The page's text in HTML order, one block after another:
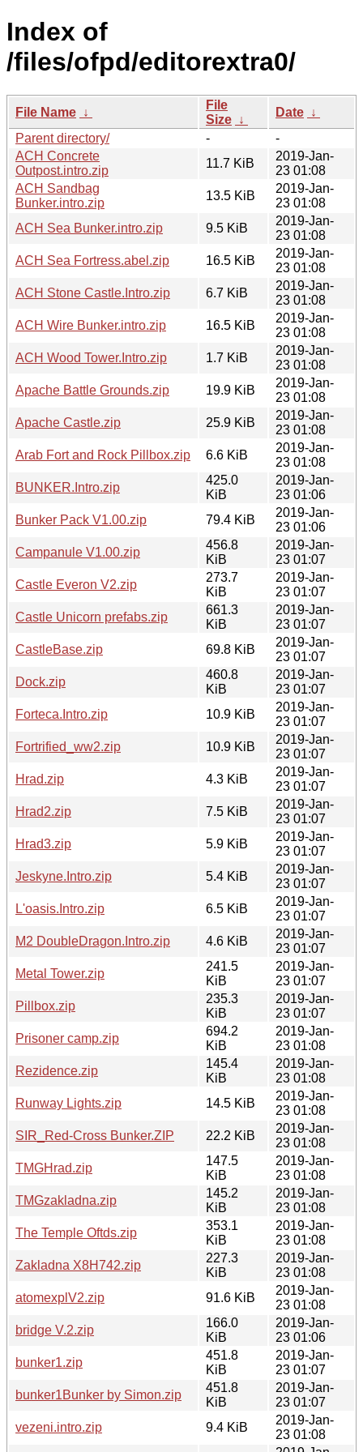
Index of
/files/ofpd/editorextra0/
File Name ↓
File
Size ↓
Date ↓
Parent directory/
-
-
ACH Concrete
Outpost.intro.zip
11.7 KiB
2019-Jan-
23 01:08
ACH Sandbag
Bunker.intro.zip
13.5 KiB
2019-Jan-
23 01:08
ACH Sea Bunker.intro.zip
9.5 KiB
2019-Jan-
23 01:08
ACH Sea Fortress.abel.zip
16.5 KiB
2019-Jan-
23 01:08
ACH Stone Castle.Intro.zip
6.7 KiB
2019-Jan-
23 01:08
ACH Wire Bunker.intro.zip
16.5 KiB
2019-Jan-
23 01:08
ACH Wood Tower.Intro.zip
1.7 KiB
2019-Jan-
23 01:08
Apache Battle Grounds.zip
19.9 KiB
2019-Jan-
23 01:08
Apache Castle.zip
25.9 KiB
2019-Jan-
23 01:08
Arab Fort and Rock Pillbox.zip
6.6 KiB
2019-Jan-
23 01:08
BUNKER.Intro.zip
425.0
KiB
2019-Jan-
23 01:06
Bunker Pack V1.00.zip
79.4 KiB
2019-Jan-
23 01:06
Campanule V1.00.zip
456.8
KiB
2019-Jan-
23 01:07
Castle Everon V2.zip
273.7
KiB
2019-Jan-
23 01:07
Castle Unicorn prefabs.zip
661.3
KiB
2019-Jan-
23 01:07
CastleBase.zip
69.8 KiB
2019-Jan-
23 01:07
Dock.zip
460.8
KiB
2019-Jan-
23 01:07
Forteca.Intro.zip
10.9 KiB
2019-Jan-
23 01:07
Fortrified_ww2.zip
10.9 KiB
2019-Jan-
23 01:07
Hrad.zip
4.3 KiB
2019-Jan-
23 01:07
Hrad2.zip
7.5 KiB
2019-Jan-
23 01:07
Hrad3.zip
5.9 KiB
2019-Jan-
23 01:07
Jeskyne.Intro.zip
5.4 KiB
2019-Jan-
23 01:07
L'oasis.Intro.zip
6.5 KiB
2019-Jan-
23 01:07
M2 DoubleDragon.Intro.zip
4.6 KiB
2019-Jan-
23 01:07
Metal Tower.zip
241.5
KiB
2019-Jan-
23 01:07
Pillbox.zip
235.3
KiB
2019-Jan-
23 01:07
Prisoner camp.zip
694.2
KiB
2019-Jan-
23 01:08
Rezidence.zip
145.4
KiB
2019-Jan-
23 01:08
Runway Lights.zip
14.5 KiB
2019-Jan-
23 01:08
SIR_Red-Cross Bunker.ZIP
22.2 KiB
2019-Jan-
23 01:08
TMGHrad.zip
147.5
KiB
2019-Jan-
23 01:08
TMGzakladna.zip
145.2
KiB
2019-Jan-
23 01:08
The Temple Oftds.zip
353.1
KiB
2019-Jan-
23 01:08
Zakladna X8H742.zip
227.3
KiB
2019-Jan-
23 01:08
atomexplV2.zip
91.6 KiB
2019-Jan-
23 01:08
bridge V.2.zip
166.0
KiB
2019-Jan-
23 01:06
bunker1.zip
451.8
KiB
2019-Jan-
23 01:07
bunker1Bunker by Simon.zip
451.8
KiB
2019-Jan-
23 01:07
vezeni.intro.zip
9.4 KiB
2019-Jan-
23 01:08